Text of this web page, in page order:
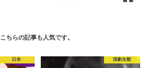
こちらの記事も人気です。
日本 演劇全般